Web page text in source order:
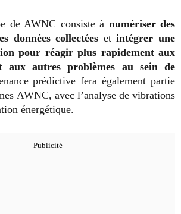
de AWNC consiste à numériser des
données collectées etintégrer une
pour réagir plus rapidement aux
aux autres problèmes au sein de
prédictive fera également partie
AWNC, avec l’analyse de vibrations
énergétique.